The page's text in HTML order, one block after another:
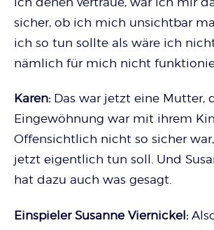
sicher, ob ich mich unsichtbar
ich so tun sollte als wäre ich
nämlich für mich nicht
Karen: Das war jetzt eine Mutter,
Eingewöhnung war mit ihrem
Offensichtlich nicht so sicher
jetzt eigentlich tun soll. Und
hat dazu auch was gesagt.
Einspieler Susanne Viernickel: